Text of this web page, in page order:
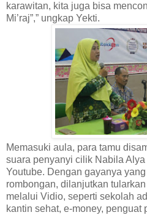
karawitan, kita juga bisa
Mi’raj”,” ungkap Yekti.
Memasuki aula, para tamu
suara penyanyi cilik Nabila
Youtube. Dengan gayanya
rombongan, dilanjutkan
melalui Vidio, seperti sekolah
kantin sehat, e-money, penguat